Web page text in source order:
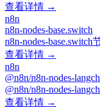
查看详情 →
n8n
n8n-nodes-base.switch
n8n-nodes-base.switch
查看详情 →
n8n
@n8n/n8n-nodes-
@n8n/n8n-nodes-
查看详情 →